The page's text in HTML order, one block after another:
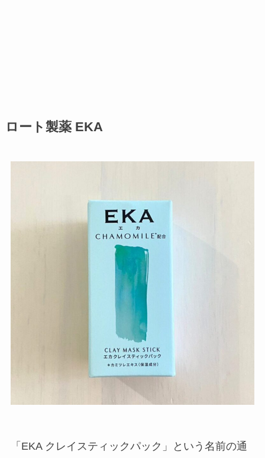
ロート製薬 EKA
「EKA クレイスティックパック」という名前の通